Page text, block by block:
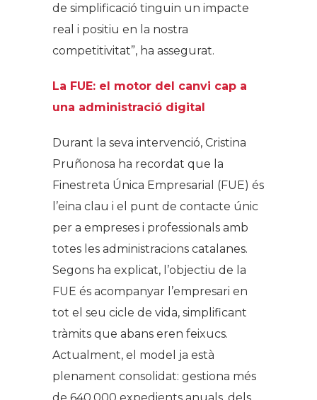
de simplificació tinguin un impacte
real i positiu en la nostra
competitivitat”, ha assegurat.
La FUE: el motor del canvi cap a
una administració digital
Durant la seva intervenció, Cristina
Pruñonosa ha recordat que la
Finestreta Única Empresarial (FUE) és
l’eina clau i el punt de contacte únic
per a empreses i professionals amb
totes les administracions catalanes.
Segons ha explicat, l’objectiu de la
FUE és acompanyar l’empresari en
tot el seu cicle de vida, simplificant
tràmits que abans eren feixucs.
Actualment, el model ja està
plenament consolidat: gestiona més